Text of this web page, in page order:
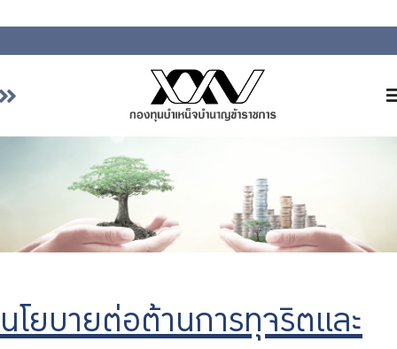
เกี่ยวกับ กบข.
ลงทุน
การบริหารความเสี่ยง
รายงานผลการดำเนินงาน
นโยบายต่อต้านการทุจริตและ